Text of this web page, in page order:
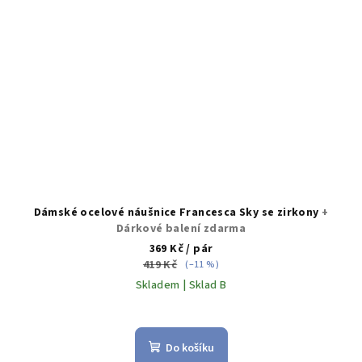
Dámské ocelové náušnice Francesca Sky se zirkony +
Dárkové balení zdarma
369 Kč/ pár
419 Kč (–11 %)
Skladem | Sklad B
Do košíku